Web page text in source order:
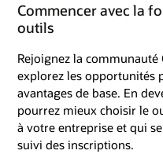
Commencer avec la
outils
Rejoignez la
explorez les opportunités
avantages de base. En
pourrez mieux choisir le
à votre entreprise et qui
suivi des inscriptions.